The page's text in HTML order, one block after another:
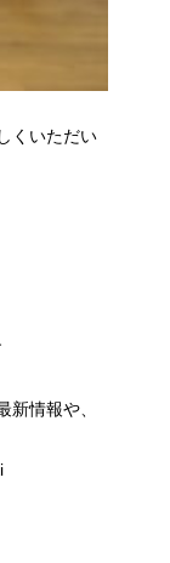
くいただい
情報や、